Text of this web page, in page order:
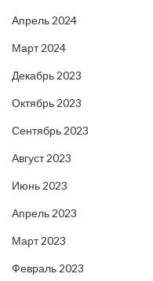
Апрель 2024
Март 2024
Декабрь 2023
Октябрь 2023
Сентябрь 2023
Август 2023
Июнь 2023
Апрель 2023
Март 2023
Февраль 2023